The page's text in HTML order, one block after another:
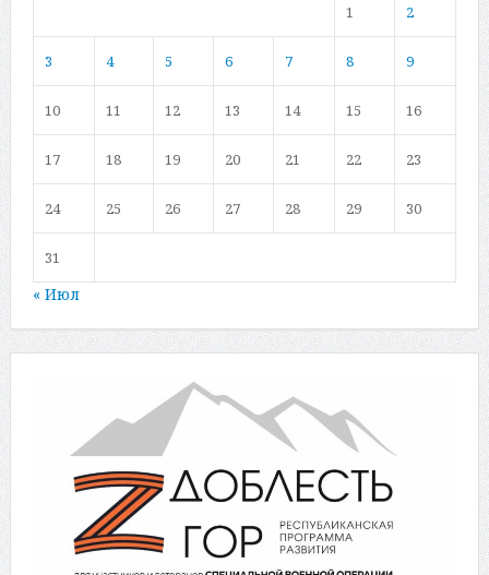
1 2
3 4 5 6 7 8 9
10 11 12 13 14 15 16
17 18 19 20 21 22 23
24 25 26 27 28 29 30
31
« Июл